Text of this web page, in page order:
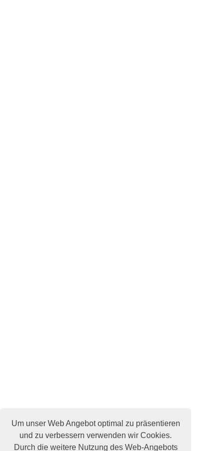
Um unser Web Angebot optimal zu präsentieren
und zu verbessern verwenden wir Cookies.
Durch die weitere Nutzung des Web-Angebots